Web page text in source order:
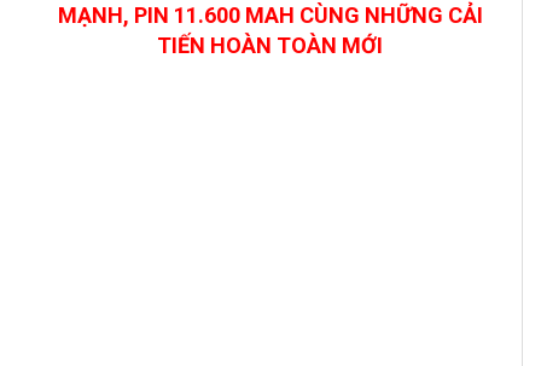
MẠNH, PIN 11.600 MAH CÙNG NHỮNG CẢI
TIẾN HOÀN TOÀN MỚI